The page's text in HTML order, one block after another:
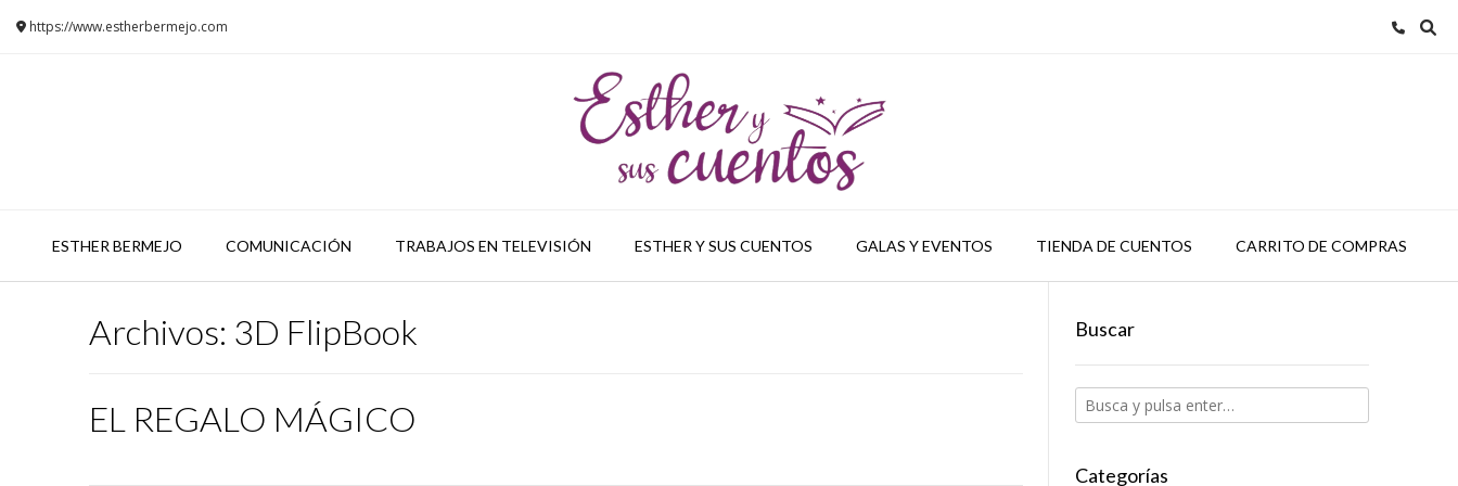
https://www.estherbermejo.com
ESTHER BERMEJO COMUNICACIÓN TRABAJOS EN TELEVISIÓN ESTHER Y SUS CUENTOS GALAS Y EVENTOS TIENDA DE CUENTOS CARRITO DE COMPRAS
Archivos: 3D FlipBook
EL REGALO MÁGICO
Buscar
Categorías